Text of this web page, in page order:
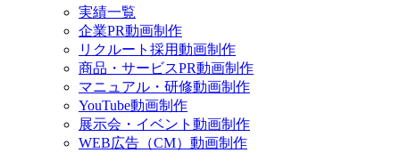
実績一覧
企業PR動画制作
リクルート採用動画制作
商品・サービスPR動画制作
マニュアル・研修動画制作
YouTube動画制作
展示会・イベント動画制作
WEB広告（CM）動画制作